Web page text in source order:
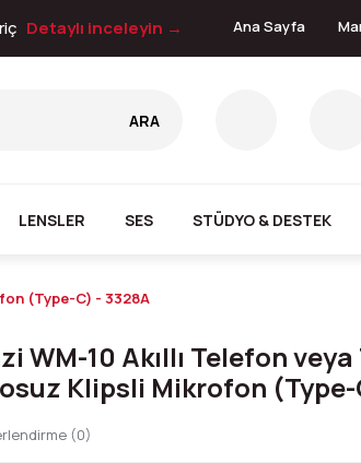
Detaylı inceleyin → Ana Sayfa
ARA
LENSLER SES STÜDYO & DESTEK
(Type-C) - 3328A
WM-10 Akıllı Telefon
Klipsli Mikrofon (Type-
(0)